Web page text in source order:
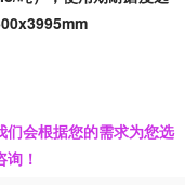
们会根据您的需求为您选
！